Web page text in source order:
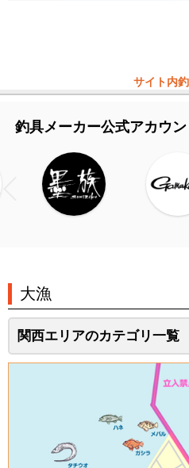
サイト内
釣具メーカー公式アカウン
大漁
関西エリアのカテゴリ一覧